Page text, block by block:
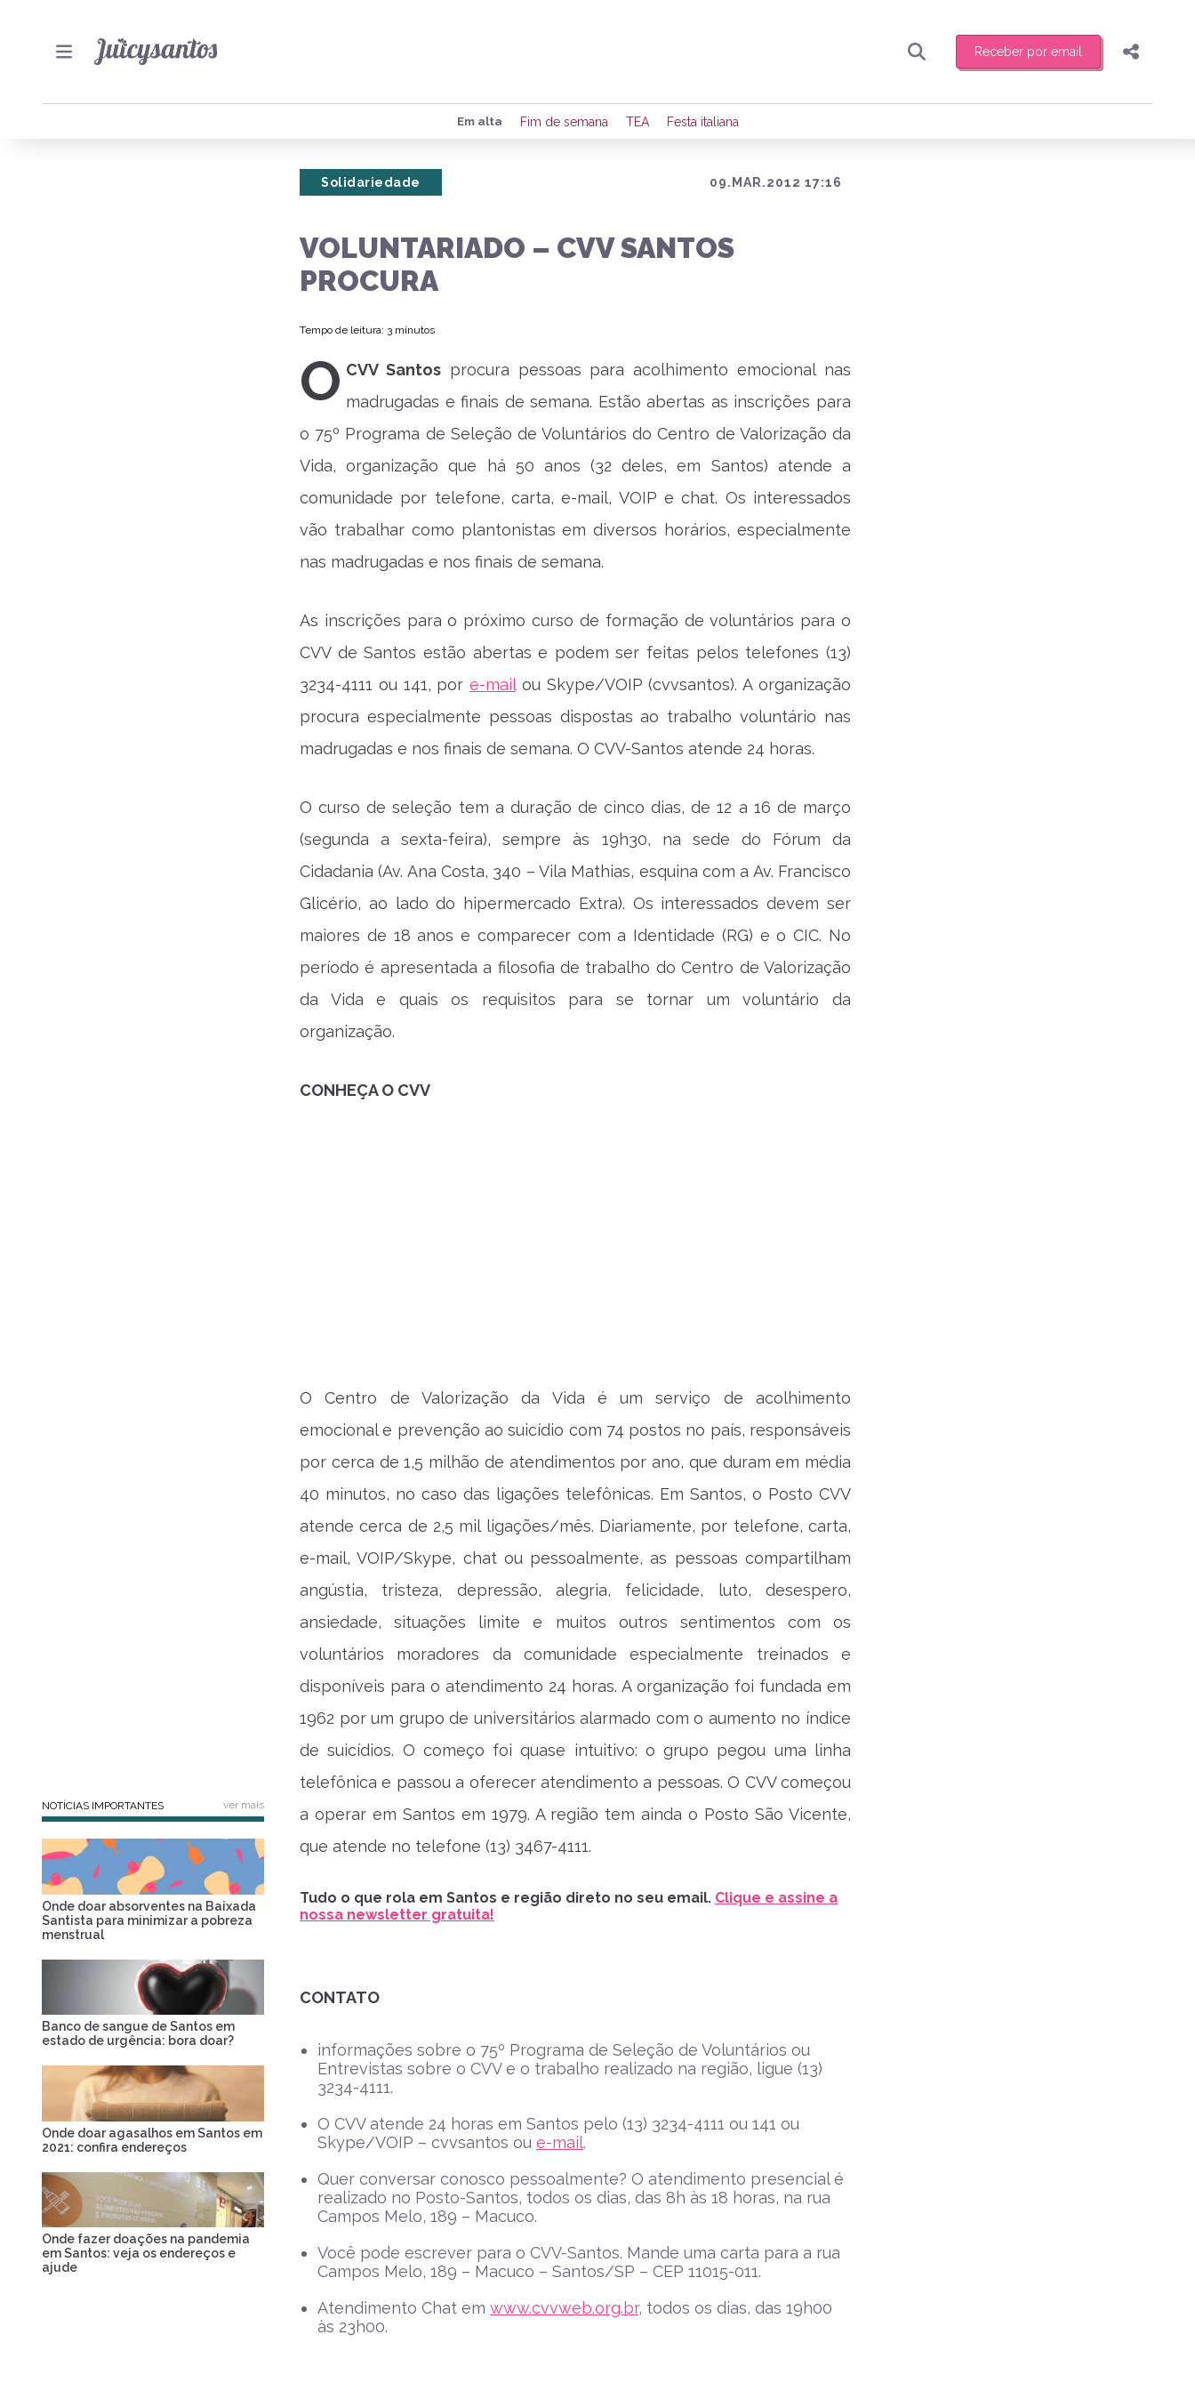
Receber por email
Preencha seus dados para receber toda sexta-feira de manhã o resumo
de eventos e notícias da região.
Compartilhar
Em alta Fim de semana TEA Festa italiana
09.MAR.2012 17:16
Solidariedade
VOLUNTARIADO – CVV SANTOS
PROCURA
Tempo de leitura: 3 minutos
O CVV Santosprocura pessoas para acolhimento emocional nas
madrugadas e finais de semana. Estão abertas as inscrições para
o 75º Programa de Seleção de Voluntários do Centro de Valorização da
Vida, organização que há 50 anos (32 deles, em Santos) atende a
comunidade por telefone, carta, e-mail, VOIP e chat. Os interessados
vão trabalhar como plantonistas em diversos horários, especialmente
nas madrugadas e nos finais de semana.
As inscrições para o próximo curso de formação de voluntários para o
CVV de Santos estão abertas e podem ser feitas pelos telefones (13)
3234-4111 ou 141, pore-mailou Skype/VOIP (cvvsantos). A organização
procura especialmente pessoas dispostas ao trabalho voluntário nas
madrugadas e nos finais de semana. O CVV-Santos atende 24 horas.
O curso de seleção tem a duração de cinco dias, de 12 a 16 de março
(segunda a sexta-feira), sempre às 19h30, na sede do Fórum da
Cidadania (Av. Ana Costa, 340 – Vila Mathias, esquina com a Av. Francisco
Glicério, ao lado do hipermercado Extra). Os interessados devem ser
maiores de 18 anos e comparecer com a Identidade (RG) e o CIC. No
período é apresentada a filosofia de trabalho do Centro de Valorização
da Vida e quais os requisitos para se tornar um voluntário da
organização.
CONHEÇA O CVV
O Centro de Valorização da Vida é um serviço de acolhimento
emocional e prevenção ao suicídio com 74 postos no país, responsáveis
por cerca de 1,5 milhão de atendimentos por ano, que duram em média
40 minutos, no caso das ligações telefônicas. Em Santos, o Posto CVV
atende cerca de 2,5 mil ligações/mês. Diariamente, por telefone, carta,
e-mail, VOIP/Skype, chat ou pessoalmente, as pessoas compartilham
angústia, tristeza, depressão, alegria, felicidade, luto, desespero,
ansiedade, situações limite e muitos outros sentimentos com os
voluntários moradores da comunidade especialmente treinados e
disponíveis para o atendimento 24 horas. A organização foi fundada em
1962 por um grupo de universitários alarmado com o aumento no índice
de suicídios. O começo foi quase intuitivo: o grupo pegou uma linha
telefônica e passou a oferecer atendimento a pessoas. O CVV começou
a operar em Santos em 1979. A região tem ainda o Posto São Vicente,
que atende no telefone (13) 3467-4111.
Tudo o que rola em Santos e região direto no seu email. Clique e assine a
nossa newsletter gratuita!
CONTATO
informações sobre o 75º Programa de Seleção de Voluntários ou
Entrevistas sobre o CVV e o trabalho realizado na região, ligue (13)
3234-4111.
O CVV atende 24 horas em Santos pelo (13) 3234-4111 ou 141 ou
Skype/VOIP – cvvsantos ou e-mail.
Quer conversar conosco pessoalmente? O atendimento presencial é
realizado no Posto-Santos, todos os dias, das 8h às 18 horas, na rua
Campos Melo, 189 – Macuco.
Você pode escrever para o CVV-Santos. Mande uma carta para a rua
Campos Melo, 189 – Macuco – Santos/SP – CEP 11015-011.
Atendimento Chat em www.cvvweb.org.br, todos os dias, das 19h00
às 23h00.
NOTÍCIAS IMPORTANTES ver mais
Onde doar absorventes na Baixada
Santista para minimizar a pobreza
menstrual
Banco de sangue de Santos em
estado de urgência: bora doar?
Onde doar agasalhos em Santos em
2021: confira endereços
Onde fazer doações na pandemia
em Santos: veja os endereços e
ajude